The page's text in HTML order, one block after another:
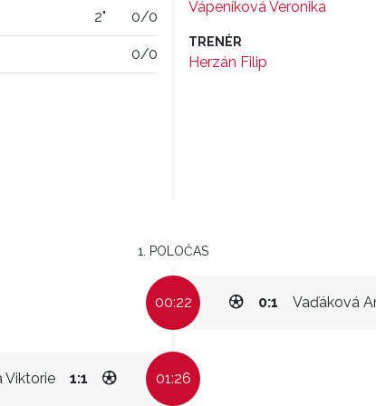
2" 0/0
0/0
Vápeníková Veronika
TRENÉR
Herzán Filip
1. POLOČAS
00:22 Vaďáková
0:1
Viktorie 1:1 01:26